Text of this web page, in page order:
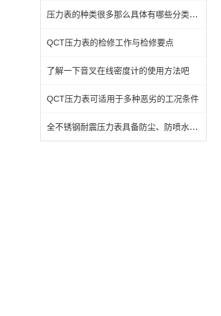
压力表的种类很多那么具体有哪些分类一起来看看吧
QCT压力表的检修工作与检修要点
了解一下音叉在线密度计的使用方法吧
QCT压力表可适用于多种恶劣的工况条件
全不锈钢耐震压力表具备防尘、防喷水的特性